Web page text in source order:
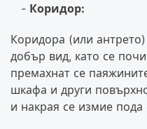
Коридор:
Коридора (или
добър вид, като се
премахнат се
шкафа и други
и накрая се измие пода